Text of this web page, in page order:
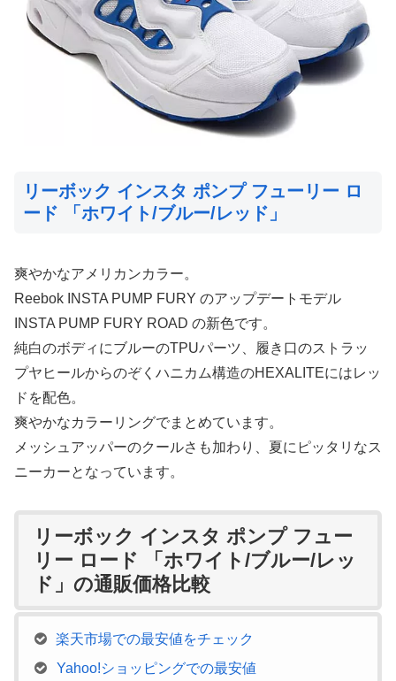
リーボック インスタ ポンプ フューリー ロ
ード 「ホワイト/ブルー/レッド」
爽やかなアメリカンカラー。
Reebok INSTA PUMP FURY のアップデートモデル
INSTA PUMP FURY ROAD の新色です。
純白のボディにブルーのTPUパーツ、履き口のストラッ
プヤヒールからのぞくハニカム構造のHEXALITEにはレッ
ドを配色。
爽やかなカラーリングでまとめています。
メッシュアッパーのクールさも加わり、夏にピッタリなス
ニーカーとなっています。
リーボック インスタ ポンプ フュー
リー ロード 「ホワイト/ブルー/レッ
ド」の通販価格比較
楽天市場での最安値をチェック
Yahoo!ショッピングでの最安値